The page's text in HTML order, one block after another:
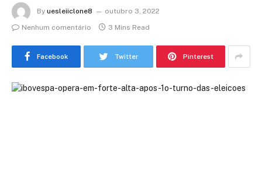
By uesleiiclone8
outubro 3, 2022
Nenhum comentário
3 Mins Read
Facebook Twitter Pinterest